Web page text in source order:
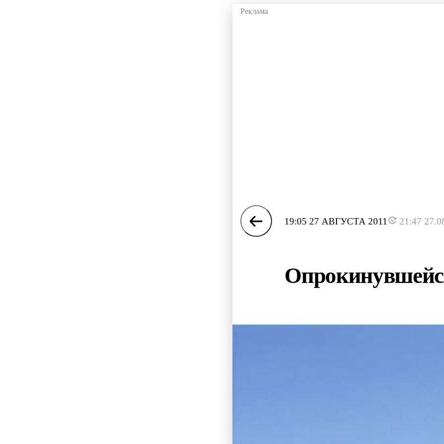
19:05 27 АВГУСТА 2011 21:47